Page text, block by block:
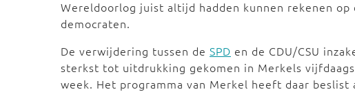
Wereldoorlog juist altijd hadden kunnen rekenen op
democraten.
De verwijdering tussen de SPD en de CDU/CSU
sterkst tot uitdrukking gekomen in Merkels
week. Het programma van Merkel heeft daar